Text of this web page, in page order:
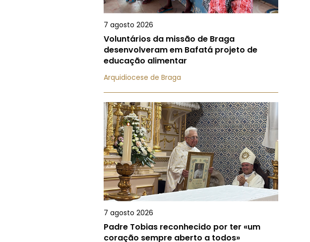
7 agosto 2026
Voluntários da missão de Braga
desenvolveram em Bafatá projeto de
educação alimentar
Arquidiocese de Braga
7 agosto 2026
Padre Tobias reconhecido por ter «um
coração sempre aberto a todos»